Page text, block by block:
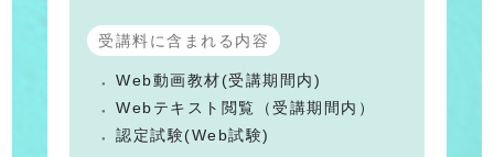
受講料に含まれる内容
Web動画教材(受講期間内)
Webテキスト閲覧（受講期間内）
認定試験(Web試験)